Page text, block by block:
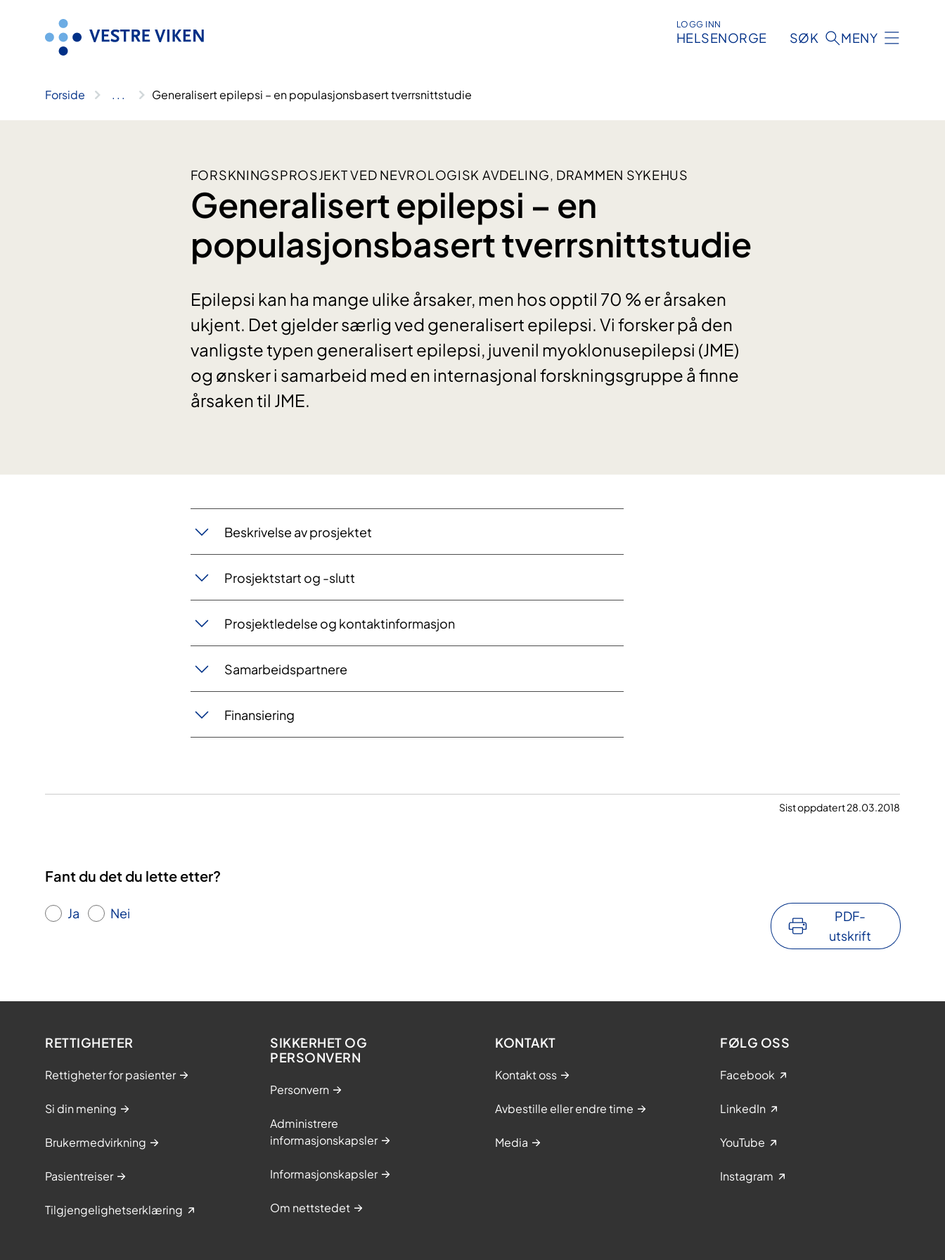
LOGG INN
HELSENORGE SØK MENY
Forside .. . Generalisert epilepsi – en populasjonsbasert tverrsnittstudie
FORSKNINGSPROSJEKT VED NEVROLOGISK AVDELING, DRAMMEN SYKEHUS
Generalisert epilepsi – en
populasjonsbasert tverrsnittstudie
Epilepsi kan ha mange ulike årsaker, men hos opptil 70 % er årsaken
ukjent. Det gjelder særlig ved generalisert epilepsi. Vi forsker på den
vanligste typen generalisert epilepsi, juvenil myoklonusepilepsi (JME)
og ønsker i samarbeid med en internasjonal forskningsgruppe å finne
årsaken til JME.
Beskrivelse av prosjektet
Prosjektstart og -slutt
Prosjektledelse og kontaktinformasjon
Samarbeidspartnere
Finansiering
Sist oppdatert 28.03.2018
Fant du det du lette etter?
Ja Nei
PDF-
utskrift
RETTIGHETER
Rettigheter for pasienter
Si din mening
Brukermedvirkning
Pasientreiser
Tilgjengelighetserklæring
SIKKERHET OG
PERSONVERN
Personvern
Administrere
informasjonskapsler
Informasjonskapsler
Om nettstedet
KONTAKT
Kontakt oss
Avbestille eller endre time
Media
FØLG OSS
Facebook
LinkedIn
YouTube
Instagram